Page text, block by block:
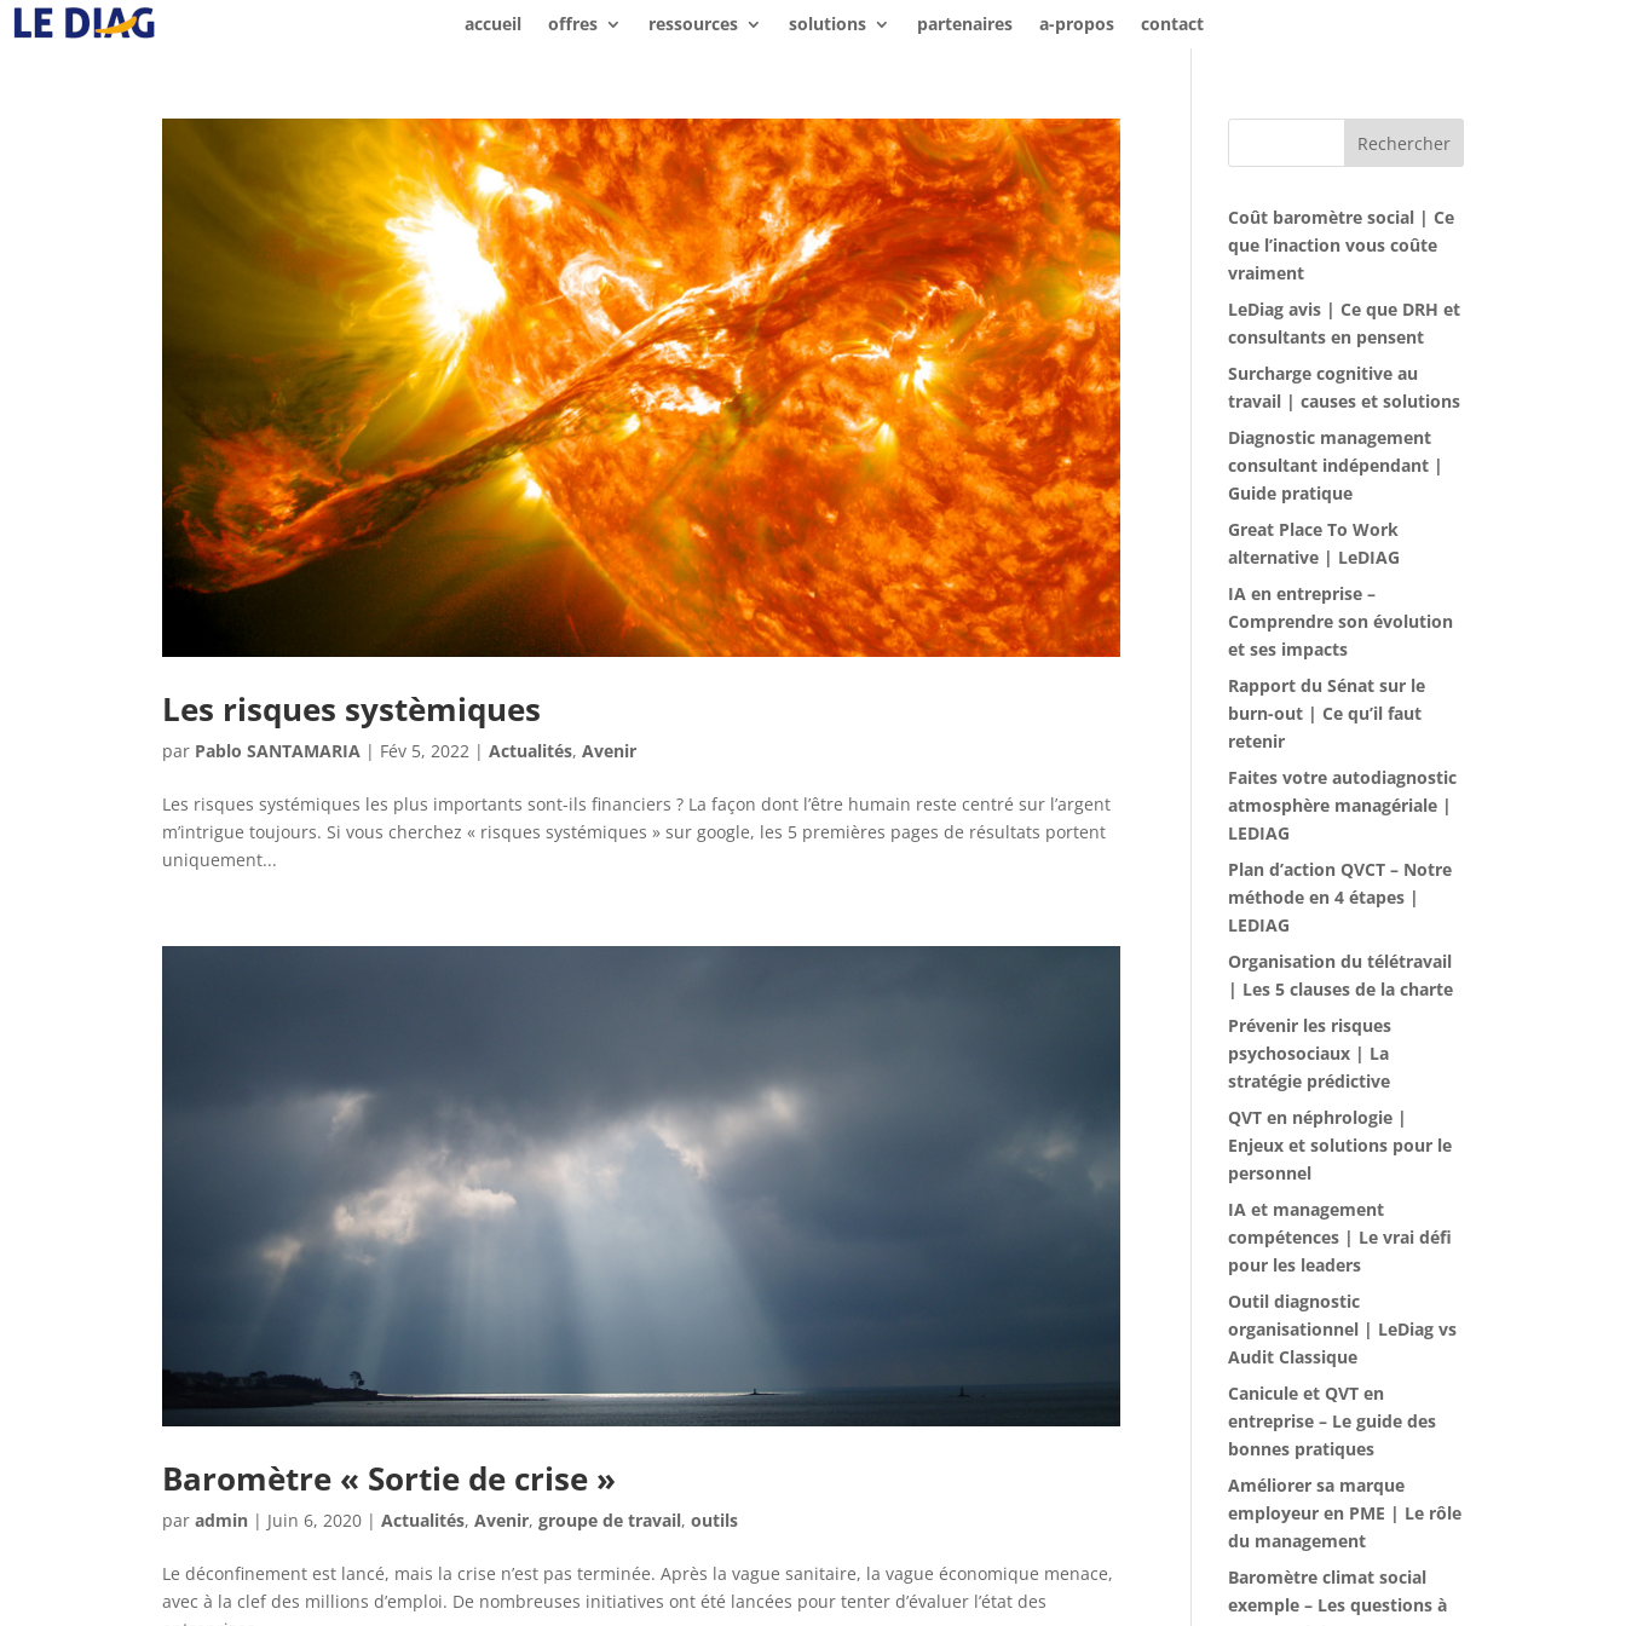
accueil offres ressources solutions partenaires a-propos contact
Les risques systèmiques
par Pablo SANTAMARIA | Fév 5, 2022 |Actualités,Avenir
Les risques systémiques les plus importants sont-ils financiers ? La façon dont l’être humain reste centré sur l’argent
m’intrigue toujours. Si vous cherchez « risques systémiques » sur google, les 5 premières pages de résultats portent
uniquement...
Baromètre « Sortie de crise »
paradmin | Juin 6, 2020 |Actualités,Avenir,groupe de travail,outils
Le déconfinement est lancé, mais la crise n’est pas terminée. Après la vague sanitaire, la vague économique menace,
avec à la clef des millions d’emploi. De nombreuses initiatives ont été lancées pour tenter d’évaluer l’état des
Rechercher
Coût baromètre social | Ce
que l’inaction vous coûte
vraiment
LeDiag avis | Ce que DRH et
consultants en pensent
Surcharge cognitive au
travail | causes et solutions
Diagnostic management
consultant indépendant |
Guide pratique
Great Place To Work
alternative | LeDIAG
IA en entreprise –
Comprendre son évolution
et ses impacts
Rapport du Sénat sur le
burn-out | Ce qu’il faut
retenir
Faites votre autodiagnostic
atmosphère managériale |
LEDIAG
Plan d’action QVCT – Notre
méthode en 4 étapes |
LEDIAG
Organisation du télétravail
| Les 5 clauses de la charte
Prévenir les risques
psychosociaux | La
stratégie prédictive
QVT en néphrologie |
Enjeux et solutions pour le
personnel
IA et management
compétences | Le vrai défi
pour les leaders
Outil diagnostic
organisationnel | LeDiag vs
Audit Classique
Canicule et QVT en
entreprise – Le guide des
bonnes pratiques
Améliorer sa marque
employeur en PME | Le rôle
du management
Baromètre climat social
exemple – Les questions à